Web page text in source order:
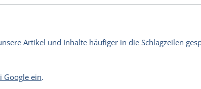
Artikel und Inhalte häufiger in die Schlagzeilen
Google ein.